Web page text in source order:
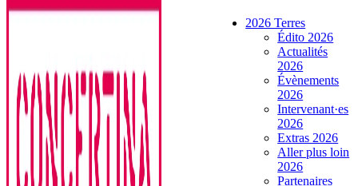
2026 Terres
Édito 2026
Actualités
2026
Évènements
2026
Intervenant·es
2026
Extras 2026
Aller plus loin
2026
Partenaires